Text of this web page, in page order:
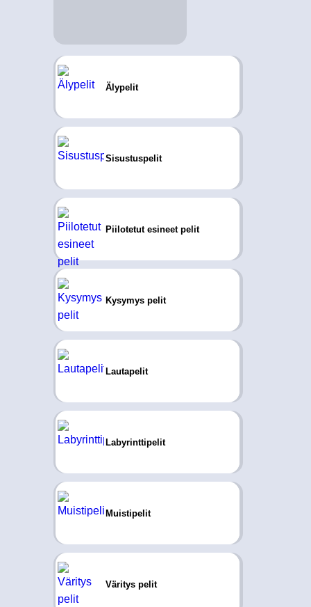
Älypelit
Sisustuspelit
Piilotetut esineet pelit
Kysymys pelit
Lautapelit
Labyrinttipelit
Muistipelit
Väritys pelit